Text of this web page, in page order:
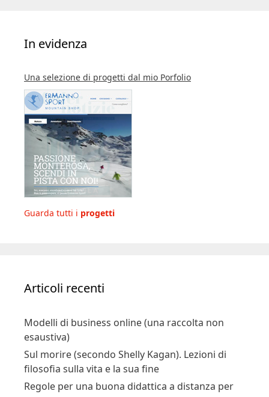
In evidenza
Una selezione di progetti dal mio Porfolio
Guarda tutti i progetti
Articoli recenti
Modelli di business online (una raccolta non
esaustiva)
Sul morire (secondo Shelly Kagan). Lezioni di
filosofia sulla vita e la sua fine
Regole per una buona didattica a distanza per